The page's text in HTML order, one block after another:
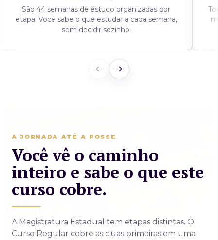
São 44 semanas de estudo organizadas por
etapa. Você sabe o que estudar a cada semana,
sem decidir sozinho.
A JORNADA ATÉ A POSSE
Você vê o caminho
inteiro e sabe o que este
curso cobre.
A Magistratura Estadual tem etapas distintas. O
Curso Regular cobre as duas primeiras em uma